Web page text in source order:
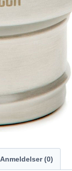
Anmeldelser (0)